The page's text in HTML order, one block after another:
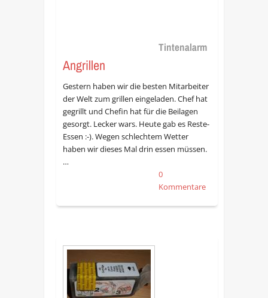
Tintenalarm
Angrillen
Gestern haben wir die besten Mitarbeiter
der Welt zum grillen eingeladen. Chef hat
gegrillt und Chefin hat für die Beilagen
gesorgt. Lecker wars. Heute gab es Reste-
Essen :-). Wegen schlechtem Wetter
haben wir dieses Mal drin essen müssen.
…
0
Kommentare